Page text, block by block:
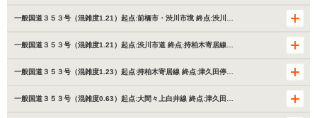
一般国道３５３号（混雑度1.21）起点:前橋市・渋川市境 終点:渋川…
一般国道３５３号（混雑度1.21）起点:渋川市道 終点:持柏木寄居線…
一般国道３５３号（混雑度1.23）起点:持柏木寄居線 終点:津久田停…
一般国道３５３号（混雑度0.63）起点:大間々上白井線 終点:津久田…